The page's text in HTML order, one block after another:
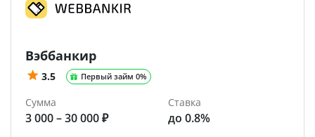
Вэббанкир
3.5 Первый займ 0%
Сумма
3 000 – 30 000 ₽
Ставка
до 0.8%